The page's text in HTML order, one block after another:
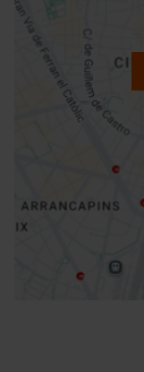
Directions